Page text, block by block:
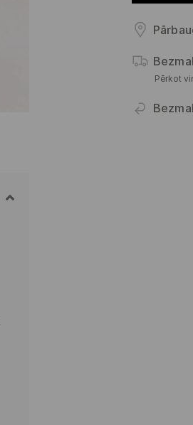
Pērkot